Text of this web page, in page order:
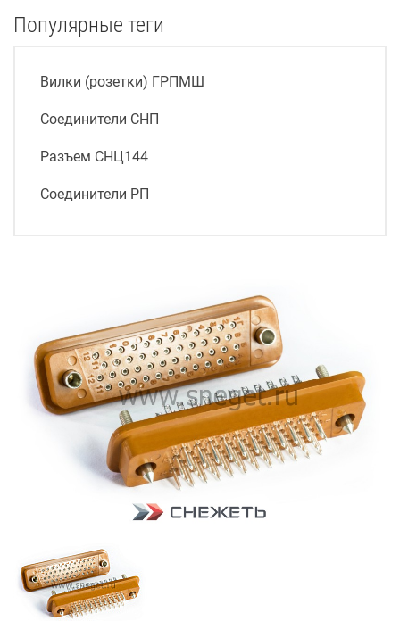
Популярные теги
Вилки (розетки) ГРПМШ
Соединители СНП
Разъем СНЦ144
Соединители РП